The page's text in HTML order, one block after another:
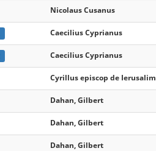
Nicolaus Cusanus
Caecilius Cyprianus
Caecilius Cyprianus
Cyrillus episcop de Ierusalim
Dahan, Gilbert
Dahan, Gilbert
Dahan, Gilbert